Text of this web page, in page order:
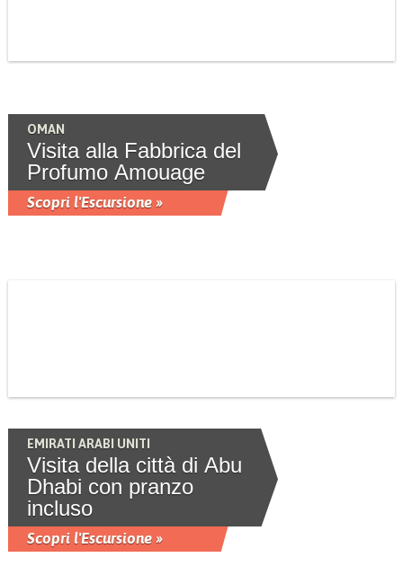
OMAN
Visita alla Fabbrica del
Profumo Amouage
Scopri l'Escursione »
EMIRATI ARABI UNITI
Visita della città di Abu
Dhabi con pranzo
incluso
Scopri l'Escursione »